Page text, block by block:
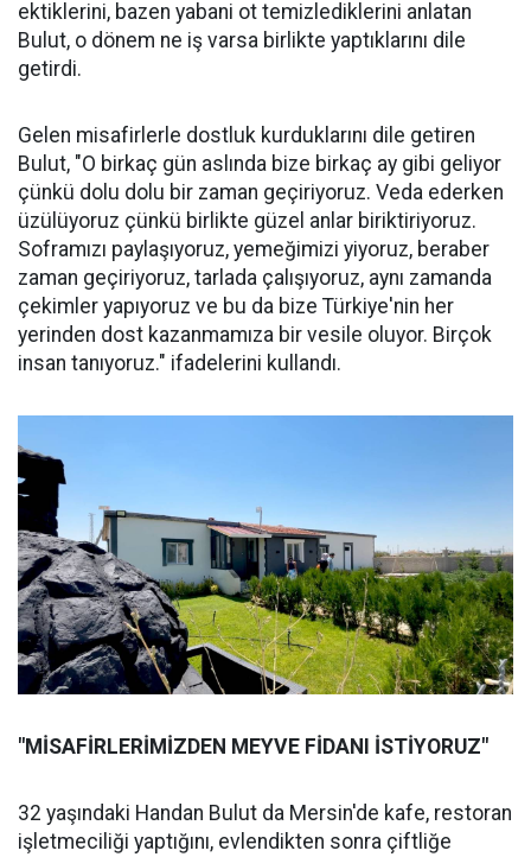
ektiklerini, bazen yabani ot temizlediklerini anlatan
Bulut, o dönem ne iş varsa birlikte yaptıklarını dile
getirdi.
Gelen misafirlerle dostluk kurduklarını dile getiren
Bulut, "O birkaç gün aslında bize birkaç ay gibi geliyor
çünkü dolu dolu bir zaman geçiriyoruz. Veda ederken
üzülüyoruz çünkü birlikte güzel anlar biriktiriyoruz.
Soframızı paylaşıyoruz, yemeğimizi yiyoruz, beraber
zaman geçiriyoruz, tarlada çalışıyoruz, aynı zamanda
çekimler yapıyoruz ve bu da bize Türkiye'nin her
yerinden dost kazanmamıza bir vesile oluyor. Birçok
insan tanıyoruz." ifadelerini kullandı.
"MİSAFİRLERİMİZDEN MEYVE FİDANI İSTİYORUZ"
32 yaşındaki Handan Bulut da Mersin'de kafe, restoran
işletmeciliği yaptığını, evlendikten sonra çiftliğe